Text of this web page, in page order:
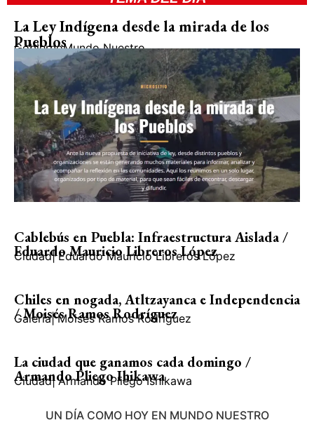
La Ley Indígena desde la mirada de los
Pueblos
GobiernoMundo Nuestro
Cablebús en Puebla: Infraestructura Aislada /
Eduardo Mauricio Libreros López
Ciudad| Eduardo Mauricio Libreros López
Chiles en nogada, Atltzayanca e Independencia
/ Moisés Ramos Rodríguez
Galería| Moisés Ramos Rodríguez
La ciudad que ganamos cada domingo /
Armando Pliego Ihikawa
Ciudad| Armando Pliego Ishikawa
UN DÍA COMO HOY EN MUNDO NUESTRO